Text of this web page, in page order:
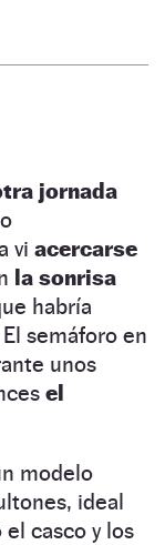
jornada
vi acercarse
la sonrisa
habría
El semáforo en
unos
el
modelo
ideal
el casco y los